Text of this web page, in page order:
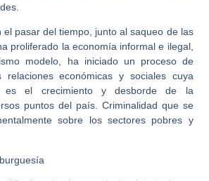
el pasar del tiempo, junto al saqueo de las
proliferado la economía informal e ilegal,
modelo, ha iniciado un proceso de
relaciones económicas y sociales cuya
es el crecimiento y desborde de la
puntos del país. Criminalidad que se
sobre los sectores pobres y